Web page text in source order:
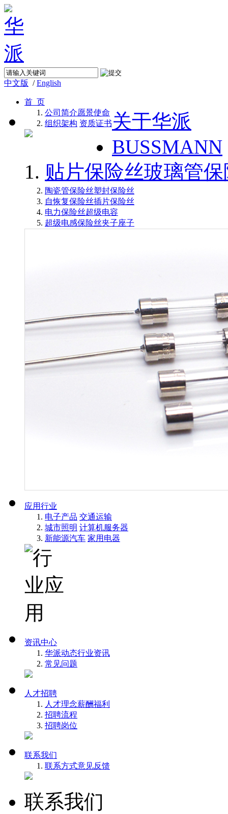
中文版 /English
首 页
关于华派
公司简介愿景使命
组织架构 资质证书
BUSSMANN
贴片保险丝玻璃管
陶瓷管保险丝塑封保险丝
自恢复保险丝插片保险丝
电力保险丝超级电容
超级电感保险丝夹子座子
应用行业
电子产品 交通运输
城市照明 计算机服务器
新能源汽车 家用电器
资讯中心
华派动态行业资讯
常见问题
人才招聘
人才理念薪酬福利
招聘流程
招聘岗位
联系我们
联系方式意见反馈
联系我们